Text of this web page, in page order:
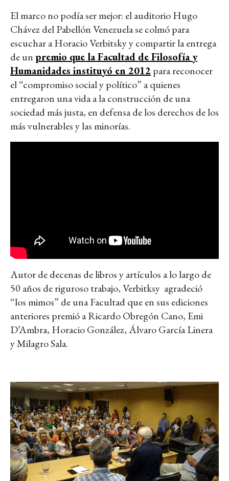
El marco no podía ser mejor: el auditorio Hugo
Chávez del Pabellón Venezuela se colmó para
escuchar a Horacio Verbitsky y compartir la entrega
de un premio que la Facultad de Filosofía y
Humanidades instituyó en 2012 para reconocer
el “compromiso social y político” a quienes
entregaron una vida a la construcción de una
sociedad más justa, en defensa de los derechos de los
más vulnerables y las minorías.
Autor de decenas de libros y artículos a lo largo de
50 años de riguroso trabajo, Verbitksy agradeció
“los mimos” de una Facultad que en sus ediciones
anteriores premió a Ricardo Obregón Cano, Emi
D’Ambra, Horacio González, Álvaro García Linera
y Milagro Sala.